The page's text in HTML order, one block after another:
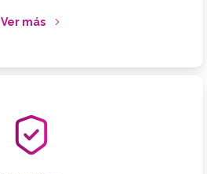
Ver más